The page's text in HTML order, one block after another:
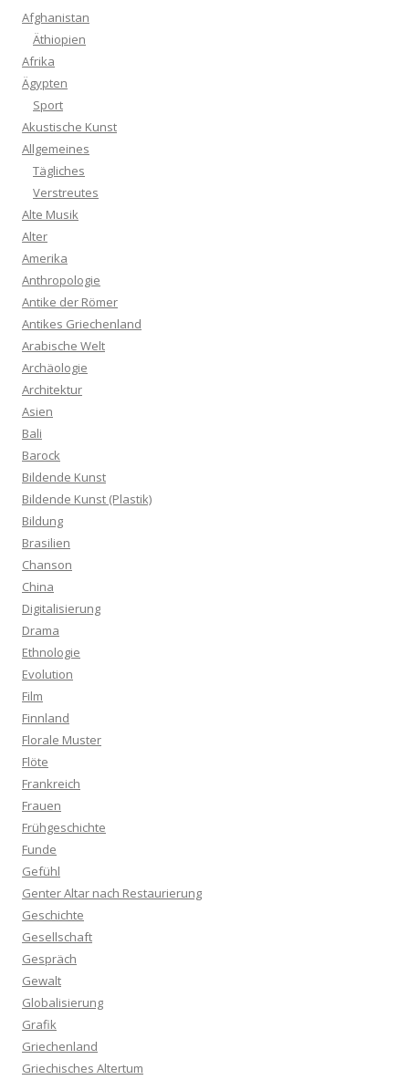
Afghanistan
Äthiopien
Afrika
Ägypten
Sport
Akustische Kunst
Allgemeines
Tägliches
Verstreutes
Alte Musik
Alter
Amerika
Anthropologie
Antike der Römer
Antikes Griechenland
Arabische Welt
Archäologie
Architektur
Asien
Bali
Barock
Bildende Kunst
Bildende Kunst (Plastik)
Bildung
Brasilien
Chanson
China
Digitalisierung
Drama
Ethnologie
Evolution
Film
Finnland
Florale Muster
Flöte
Frankreich
Frauen
Frühgeschichte
Funde
Gefühl
Genter Altar nach Restaurierung
Geschichte
Gesellschaft
Gespräch
Gewalt
Globalisierung
Grafik
Griechenland
Griechisches Altertum